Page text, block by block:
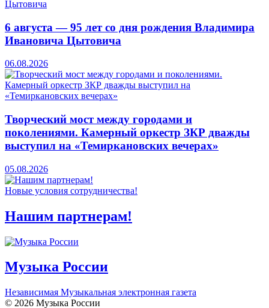
6 августа — 95 лет со дня рождения Владимира
Ивановича Цытовича
06.08.2026
Творческий мост между городами и
поколениями. Камерный оркестр ЗКР дважды
выступил на «Темиркановских вечерах»
05.08.2026
Новые условия сотрудничества!
Нашим партнерам!
Музыка России
Независимая Музыкальная электронная газета
© 2026 Музыка России